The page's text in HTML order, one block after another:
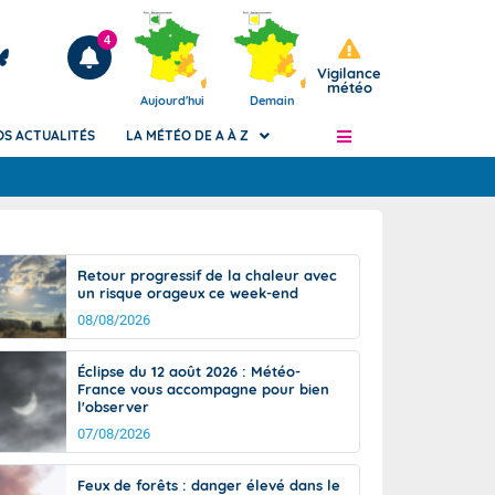
Articles
4
Aujourd'hui Demain
Vigilance
météo
de
Phénomènes dangereux de J+2 à J+7
Avertissement pluies intenses à l'échelle
des communes (Apic)
Bulletins Marine
Bulletins d'estimation du risque
d'avalanche
Météo des forêts
Vigicrues
ACTUALITÉS LA MÉTÉO DE A À Z
Retour progressif de la chaleur avec
un risque orageux ce week-end
08/08/2026
Éclipse du 12 août 2026 : Météo-
France vous accompagne pour bien
l'observer
07/08/2026
Feux de forêts : danger élevé dans le